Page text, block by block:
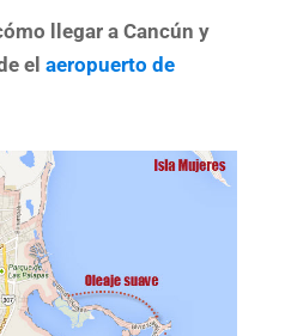
llegar a Cancún y
el aeropuerto de